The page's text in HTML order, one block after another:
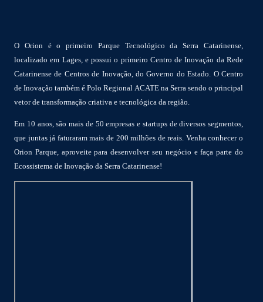
O Orion é o primeiro Parque Tecnológico da Serra Catarinense,
localizado em Lages, e possui o primeiro Centro de Inovação da Rede
Catarinense de Centros de Inovação, do Governo do Estado. O Centro
de Inovação também é Polo Regional ACATE na Serra sendo o principal
vetor de transformação criativa e tecnológica da região.
Em 10 anos, são mais de 50 empresas e startups de diversos segmentos,
que juntas já faturaram mais de 200 milhões de reais. Venha conhecer o
Orion Parque, aproveite para desenvolver seu negócio e faça parte do
Ecossistema de Inovação da Serra Catarinense!